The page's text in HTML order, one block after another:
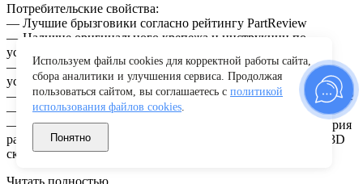
Потребительские свойства:
— Лучшие брызговики согласно рейтингу PartReview
— Наличие оригинального крепежа и инструкции по
установке в комплекте
— Отверстия в местах крепления ускоряют и упрощают
установку
— Материал сохраняет гибкость даже на 50-градусном морозе
— Надёжная защита кузова от пескоструйного эффекта
— Полная совместимость с кузовом автомобиля — геометрия
разработана с использованием современных технологий (3D
сканирования)
Читать полностью
Используем файлы cookies для корректной работы сайта,
сбора аналитики и улучшения сервиса. Продолжая
пользоваться сайтом, вы соглашаетесь с политикой
использования файлов cookies.
Понятно